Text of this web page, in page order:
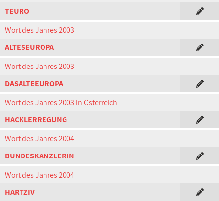
TEURO
Wort des Jahres 2003
ALTESEUROPA
Wort des Jahres 2003
DASALTEEUROPA
Wort des Jahres 2003 in Österreich
HACKLERREGUNG
Wort des Jahres 2004
BUNDESKANZLERIN
Wort des Jahres 2004
HARTZIV